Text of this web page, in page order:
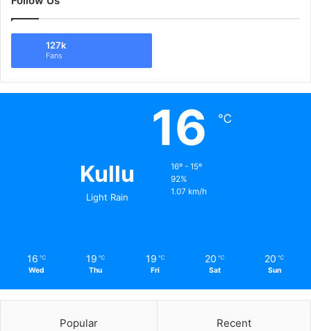
127k
Fans
Kullu
Light Rain
16 ℃
16º - 15º
92%
1.07 km/h
16 ℃
Wed
19 ℃
Thu
19 ℃
Fri
20 ℃
Sat
20 ℃
Sun
Popular Recent